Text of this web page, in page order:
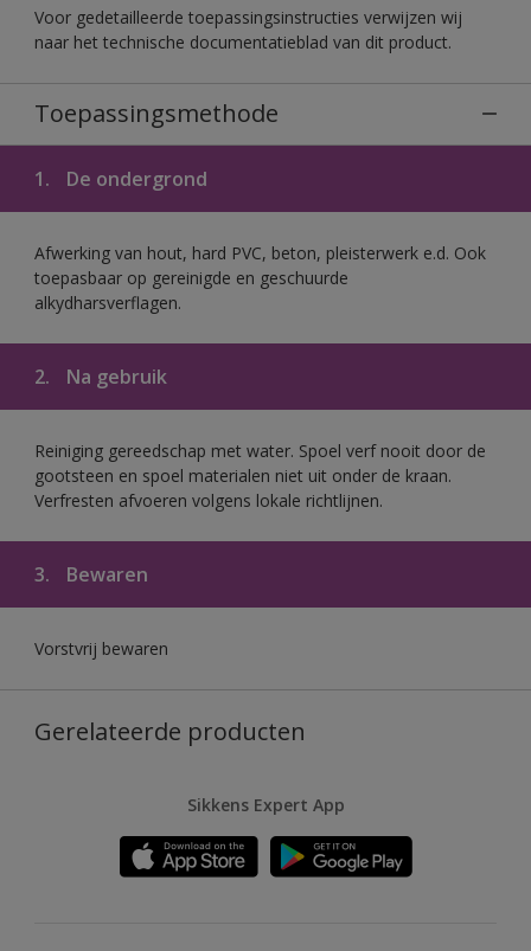
Voor gedetailleerde toepassingsinstructies verwijzen wij
naar het technische documentatieblad van dit product.
Toepassingsmethode
1. De ondergrond
Afwerking van hout, hard PVC, beton, pleisterwerk e.d. Ook
toepasbaar op gereinigde en geschuurde
alkydharsverflagen.
2. Na gebruik
Reiniging gereedschap met water. Spoel verf nooit door de
gootsteen en spoel materialen niet uit onder de kraan.
Verfresten afvoeren volgens lokale richtlijnen.
3. Bewaren
Vorstvrij bewaren
Gerelateerde producten
Sikkens Expert App